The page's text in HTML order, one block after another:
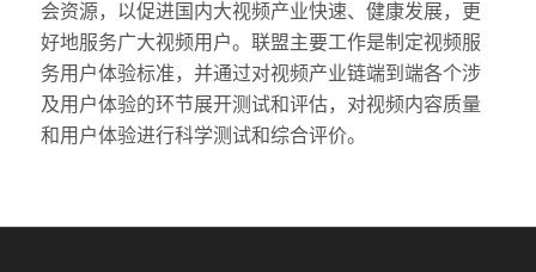
会资源，以促进国内大视频产业快速、健康发展，更
好地服务广大视频用户。联盟主要工作是制定视频服
务用户体验标准，并通过对视频产业链端到端各个涉
及用户体验的环节展开测试和评估，对视频内容质量
和用户体验进行科学测试和综合评价。